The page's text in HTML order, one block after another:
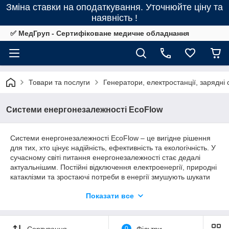
Зміна ставки на оподаткування. Уточнюйте ціну та
наявність !
✅ МедГруп - Сертифіковане медичне обладнання
Товари та послуги Генератори, електростанції, зарядні
Системи енергонезалежності EcoFlow
Системи енергонезалежності EcoFlow – це вигідне рішення
для тих, хто цінує надійність, ефективність та екологічність. У
сучасному світі питання енергонезалежності стає дедалі
актуальнішим. Постійні відключення електроенергії, природні
катаклізми та зростаючі потреби в енергії змушують шукати
EcoFlow – це інноваційний бренд, який спеціалізується на
Показати все